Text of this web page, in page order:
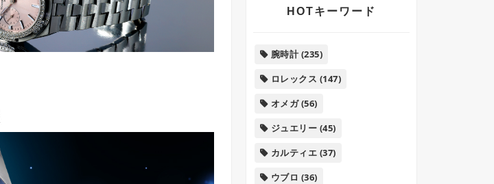
HOTキーワード
腕時計 (235)
ロレックス (147)
オメガ(56)
ジュエリー (45)
カルティエ (37)
ウブロ (36)